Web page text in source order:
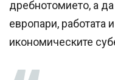
дребнотомието, а
европари, работата
икономическите